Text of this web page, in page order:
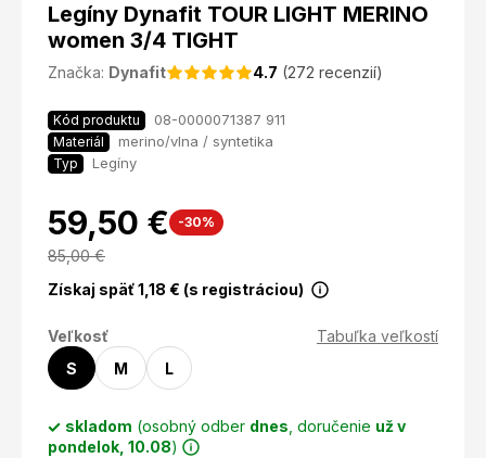
Legíny Dynafit TOUR LIGHT MERINO
women 3/4 TIGHT
Značka: Dynafit 4.7 (272 recenzií)
Kód produktu 08-0000071387 911
Materiál merino/vlna / syntetika
Typ Legíny
59,50 € -30%
85,00€
Získaj späť1,18 € (s registráciou)
Veľkosť
Tabuľka veľkostí
S
M L
skladom (osobný odber dnes , doručenie už v
pondelok, 10.08)